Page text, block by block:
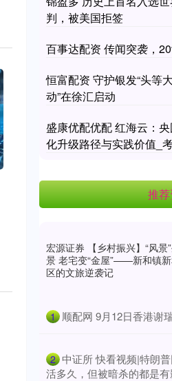
判，被美国拒签
百事达配资 传闻突袭，
恒富配资 守护银发“头等
动”在徐汇启动
盛康优配优配 红海云：
化升级路径与实践价值_
推
宏源证券 【乡村振兴】“风景
景 老宅变“金屋”——新和镇
区的文旅逆袭记
1 顺配网 9月12日香港谢
2 中证所 快看视频|特朗
活多久，但被暗杀的都是